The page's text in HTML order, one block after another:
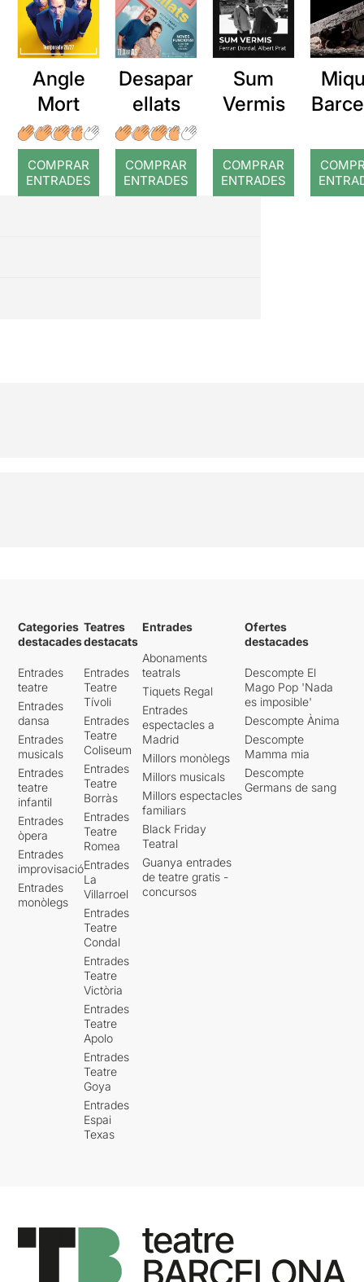
Angle
Mort
COMPRAR
ENTRADES
Desapar
ellats
COMPRAR
ENTRADES
Sum
Vermis
COMPRAR
ENTRADES
Categories
destacades
Entrades
teatre
Entrades
dansa
Entrades
musicals
Entrades
teatre
infantil
Entrades
òpera
Entrades
improvisació
Entrades
monòlegs
Teatres
destacats
Entrades
Teatre
Tívoli
Entrades
Teatre
Coliseum
Entrades
Teatre
Borràs
Entrades
Teatre
Romea
Entrades
La
Villarroel
Entrades
Teatre
Condal
Entrades
Teatre
Victòria
Entrades
Teatre
Apolo
Entrades
Teatre
Goya
Entrades
Espai
Texas
Entrades
Abonaments
teatrals
Tiquets Regal
Entrades
espectacles a
Madrid
Millors monòlegs
Millors musicals
Millors espectacles
familiars
Black Friday
Teatral
Guanya entrades
de teatre gratis -
concursos
Ofertes
destacades
Descompte El
Mago Pop 'Nada
es imposible'
Descompte Ànima
Descompte
Mamma mia
Descompte
Germans de sang